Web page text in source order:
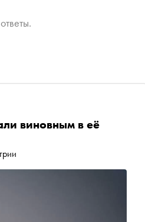
виновным в её